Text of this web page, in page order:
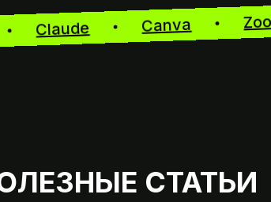
Claude Canva
СТАТЬИ